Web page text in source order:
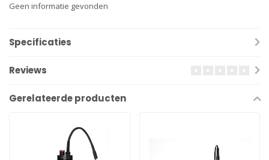
Geen informatie gevonden
Specificaties
Reviews
Gerelateerde producten